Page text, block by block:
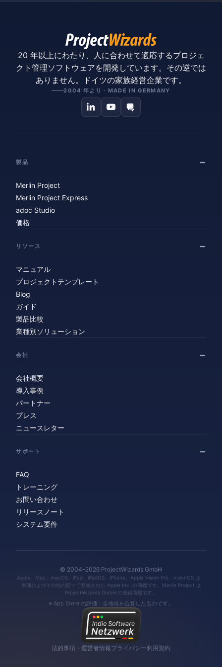
20 年以上にわたり、人に合わせて適応するプロジェ
クト管理ソフトウェアを開発しています。その逆では
ありません。ドイツの家族経営企業です。
2004 年より · MADE IN GERMANY
製品
Merlin Project
Merlin Project Express
adoc Studio
価格
リソース
マニュアル
プロジェクトテンプレート
Blog
ガイド
製品比較
業種別ソリューション
会社
会社概要
導入事例
パートナー
プレス
ニュースレター
サポート
FAQ
トレーニング
お問い合わせ
リリースノート
システム要件
© 2004–2026 ProjectWizards GmbH
Apple、Mac、macOS、iPad、iPadOS、iPhone、Apple Vision Pro、visionOS は、
米国およびその他の国々で登録された Apple Inc. の商標です。Merlin Project は
ProjectWizards GmbH の登録商標です。
※ App Store の評価：全地域を合算したものです。
法的事項・運営者情報プライバシー利用規約